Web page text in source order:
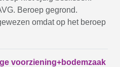
Beroep gegrond.
omdat op het beroep
voorziening+bodemzaak